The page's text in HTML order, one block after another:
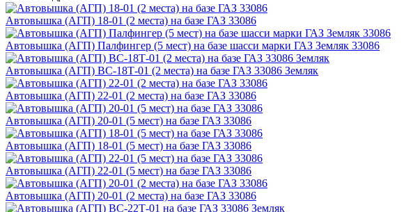
Автовышка (АГП) 18-01 (2 места) на базе ГАЗ 33086
Автовышка (АГП) Палфингер (5 мест) на базе шасси марки ГАЗ Земляк 33086
Автовышка (АГП) ВС-18Т-01 (2 места) на базе ГАЗ 33086 Земляк
Автовышка (АГП) 22-01 (2 места) на базе ГАЗ 33086
Автовышка (АГП) 20-01 (5 мест) на базе ГАЗ 33086
Автовышка (АГП) 18-01 (5 мест) на базе ГАЗ 33086
Автовышка (АГП) 22-01 (5 мест) на базе ГАЗ 33086
Автовышка (АГП) 20-01 (2 места) на базе ГАЗ 33086